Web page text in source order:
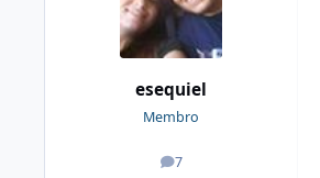
esequiel
Membro
7
posts